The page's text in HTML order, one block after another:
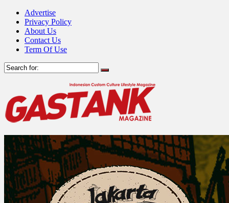
Advertise
Privacy Policy
About Us
Contact Us
Term Of Use